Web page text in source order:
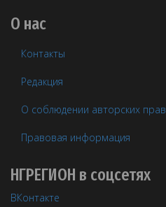
О нас
Контакты
Редакция
О соблюдении авторских прав
Правовая информация
НГРЕГИОН в соцсетях
ВКонтакте